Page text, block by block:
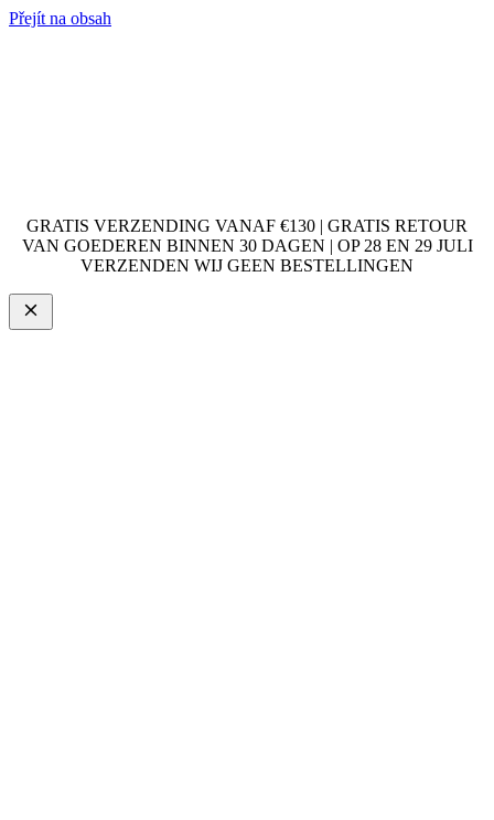
Přejít na obsah
GRATIS VERZENDING VANAF €130 | GRATIS RETOUR
VAN GOEDEREN BINNEN 30 DAGEN | OP 28 EN 29 JULI
VERZENDEN WIJ GEEN BESTELLINGEN